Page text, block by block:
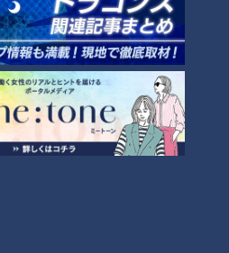
調「脂質」
動かしたりするためのエネルギー
ミンの吸収を促す働きもあるた
ミンをうまく吸収できなくなって
ン不足で見られる冷え性・肩こ
可能性があります。